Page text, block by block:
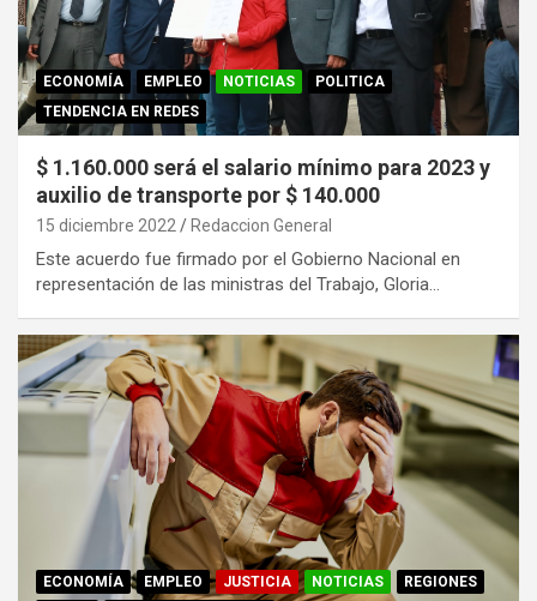
ECONOMÍA EMPLEO NOTICIAS
POLITICA
TENDENCIA EN REDES
$ 1.160.000 será el salario mínimo para 2023 y
auxilio de transporte por $ 140.000
15 diciembre 2022 Redaccion General
Este acuerdo fue firmado por el Gobierno Nacional en
representación de las ministras del Trabajo, Gloria…
ECONOMÍA EMPLEO JUSTICIA NOTICIAS
REGIONES